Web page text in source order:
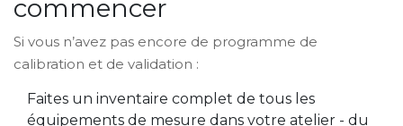
commencer
Si vous n’avez pas encore de programme de
calibration et de validation :
Faites un inventaire complet de tous les
équipements de mesure dans votre atelier - du